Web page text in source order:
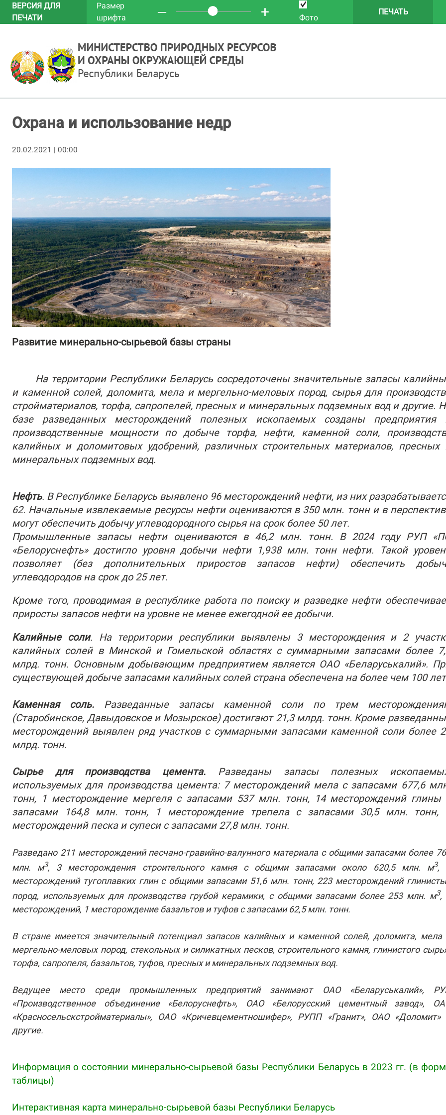
ВЕРСИЯ ДЛЯ
ПЕЧАТИ
Размер
шрифта
─ + Фото
ПЕЧАТЬ
Охрана и использование недр
20.02.2021 | 00:00
Развитие минерально-сырьевой базы страны
На территории Республики Беларусь сосредоточены значительные запасы
и каменной солей, доломита, мела и мергельно-меловых пород, сырья для
стройматериалов, торфа, сапропелей, пресных и минеральных подземных вод и другие.
базе разведанных месторождений полезных ископаемых созданы предприятия
производственные мощности по добыче торфа, нефти, каменной соли,
калийных и доломитовых удобрений, различных строительных материалов, пресных
минеральных подземных вод.
Нефть. В Республике Беларусь выявлено 96 месторождений нефти, из них
62. Начальные извлекаемые ресурсы нефти оцениваются в 350 млн. тонн и в
могут обеспечить добычу углеводородного сырья на срок более 50 лет.
Промышленные запасы нефти оцениваются в 46,2 млн. тонн. В 2024 году РУП
«Белоруснефть» достигло уровня добычи нефти 1,938 млн. тонн нефти. Такой
позволяет (без дополнительных приростов запасов нефти) обеспечить
углеводородов на срок до 25 лет.
Кроме того, проводимая в республике работа по поиску и разведке нефти
приросты запасов нефти на уровне не менее ежегодной ее добычи.
Калийные соли. На территории республики выявлены 3 месторождения и 2
калийных солей в Минской и Гомельской областях с суммарными запасами более
млрд. тонн. Основным добывающим предприятием является ОАО «Беларуськалий».
существующей добыче запасами калийных солей страна обеспечена на более чем 100 лет
Каменная соль. Разведанные запасы каменной соли по трем
(Старобинское, Давыдовское и Мозырское) достигают 21,3 млрд. тонн. Кроме
месторождений выявлен ряд участков с суммарными запасами каменной соли более
млрд. тонн.
Сырье для производства цемента. Разведаны запасы полезных
используемых для производства цемента: 7 месторождений мела с запасами 677,6
тонн, 1 месторождение мергеля с запасами 537 млн. тонн, 14 месторождений глины
запасами 164,8 млн. тонн, 1 месторождение трепела с запасами 30,5 млн. тонн,
месторождений песка и супеси с запасами 27,8 млн. тонн.
Разведано 211 месторождений песчано-гравийно-валунного материала с общими запасами более
млн. м3, 3 месторождения строительного камня с общими запасами около 620,5 млн. м3,
месторождений тугоплавких глин с общими запасами 51,6 млн. тонн, 223 месторождений
пород, используемых для производства грубой керамики, с общими запасами более 253 млн. м3,
месторождений, 1 месторождение базальтов и туфов с запасами 62,5 млн. тонн.
В стране имеется значительный потенциал запасов калийных и каменной солей, доломита, мела
мергельно-меловых пород, стекольных и силикатных песков, строительного камня, глинистого
торфа, сапропеля, базальтов, туфов, пресных и минеральных подземных вод.
Ведущее место среди промышленных предприятий занимают ОАО «Беларуськалий»,
«Производственное объединение «Белоруснефть», ОАО «Белорусский цементный завод»,
«Красносельскстройматериалы», ОАО «Кричевцементношифер», РУПП «Гранит», ОАО «Доломит»
другие.
Информация о состоянии минерально-сырьевой базы Республики Беларусь в 2023 гг. (в
таблицы)
Интерактивная карта минерально-сырьевой базы Республики Беларусь